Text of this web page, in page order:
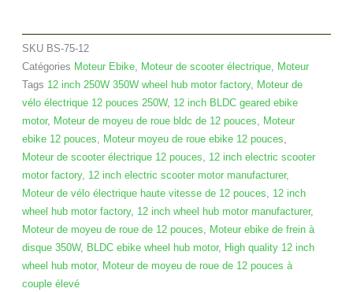
SKU BS-75-12
Catégories Moteur Ebike Moteur de scooter électrique
Moteur
Tags 12 inch 250W 350W wheel hub motor factory,
Moteur de
vélo électrique 12 pouces 250W, 12 inch BLDC geared ebike
motor, Moteur de moyeu de roue bldc de 12 pouces
Moteur
ebike 12 pouces
Moteur moyeu de roue ebike 12 pouces
Moteur de scooter électrique 12 pouces
12 inch electric scooter
motor factory, 12 inch electric scooter motor manufacturer,
Moteur de vélo électrique haute vitesse de 12 pouces
12 inch
wheel hub motor factory, 12 inch wheel hub motor manufacturer,
Moteur de moyeu de roue de 12 pouces
Moteur ebike de frein à
disque 350W, BLDC ebike wheel hub motor,
High quality 12 inch
wheel hub motor,
Moteur de moyeu de roue de 12 pouces à
couple élevé